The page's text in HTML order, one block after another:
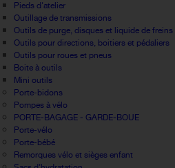
Pieds d'atelier
Outillage de transmissions
Outils de purge, disques et liquide de freins
Outils pour directions, boitiers et pédaliers
Outils pour roues et pneus
Boite à outils
Mini outils
Porte-bidons
Pompes à vélo
PORTE-BAGAGE - GARDE-BOUE
Porte-vélo
Porte-bébé
Remorques vélo et sièges enfant